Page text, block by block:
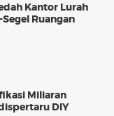
Kantor Lurah
Ruangan
Miliaran
DIY